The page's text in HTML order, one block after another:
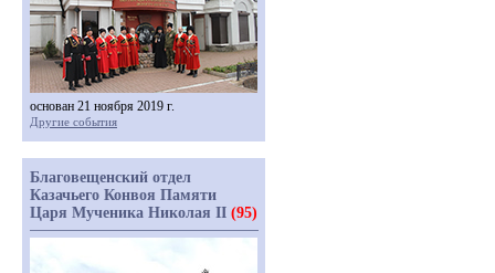
основан 21 ноября 2019 г.
Другие события
Благовещенский отдел
Казачьего Конвоя Памяти
Царя Мученика Николая II (95)